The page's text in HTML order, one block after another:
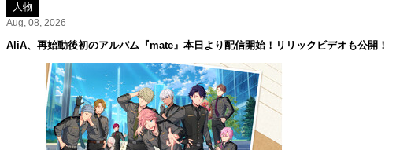
人物
Aug, 08, 2026
AliA、再始動後初のアルバム『mate』本日より配信開始！リリックビデオも公開！